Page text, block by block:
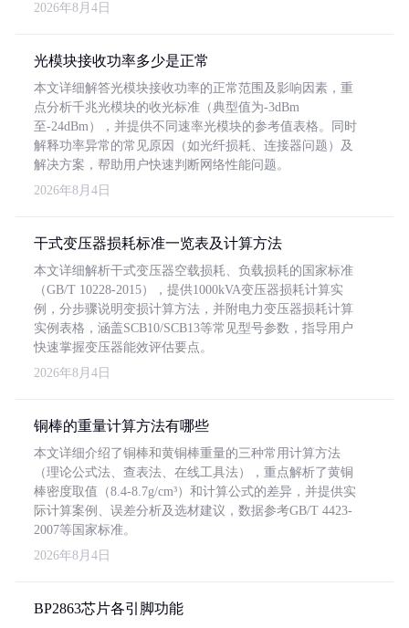
2026年8月4日
光模块接收功率多少是正常
本文详细解答光模块接收功率的正常范围及影响因素，重
点分析千兆光模块的收光标准（典型值为-3dBm
至-24dBm），并提供不同速率光模块的参考值表格。同时
解释功率异常的常见原因（如光纤损耗、连接器问题）及
解决方案，帮助用户快速判断网络性能问题。
2026年8月4日
干式变压器损耗标准一览表及计算方法
本文详细解析干式变压器空载损耗、负载损耗的国家标准
（GB/T 10228-2015），提供1000kVA变压器损耗计算实
例，分步骤说明变损计算方法，并附电力变压器损耗计算
实例表格，涵盖SCB10/SCB13等常见型号参数，指导用户
快速掌握变压器能效评估要点。
2026年8月4日
铜棒的重量计算方法有哪些
本文详细介绍了铜棒和黄铜棒重量的三种常用计算方法
（理论公式法、查表法、在线工具法），重点解析了黄铜
棒密度取值（8.4-8.7g/cm³）和计算公式的差异，并提供实
际计算案例、误差分析及选材建议，数据参考GB/T 4423-
2007等国家标准。
2026年8月4日
BP2863芯片各引脚功能